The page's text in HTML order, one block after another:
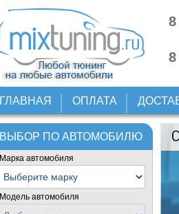
ГЛАВНАЯ ОПЛАТА
ВЫБОР ПО АВТОМОБИЛЮ
Марка автомобиля
Модель автомобиля